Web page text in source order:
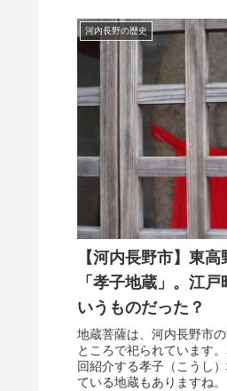
河内長野の歴史
【河内長野市】東
「孝子地蔵」。江
いうものだった？
地蔵菩薩は、河内長野市
ところで祀られています
回紹介する孝子（こうし
ている地蔵もありますね